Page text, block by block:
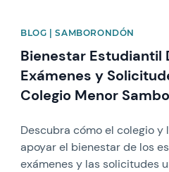
BLOG | SAMBORONDÓN
Bienestar Estudiantil
Exámenes y
Colegio Menor
Descubra cómo el colegio y
apoyar el bienestar de los
exámenes y las solicitudes